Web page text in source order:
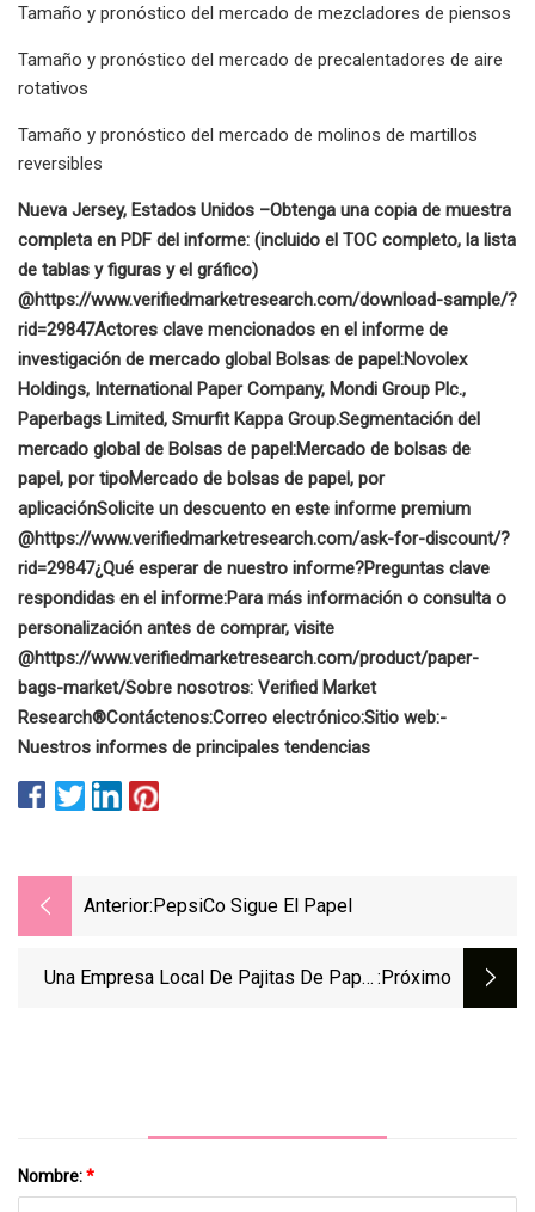
Tamaño y pronóstico del mercado de mezcladores de piensos
Tamaño y pronóstico del mercado de precalentadores de aire
rotativos
Tamaño y pronóstico del mercado de molinos de martillos
reversibles
Nueva Jersey, Estados Unidos –Obtenga una copia de muestra
completa en PDF del informe: (incluido el TOC completo, la lista
de tablas y figuras y el gráfico)
@https://www.verifiedmarketresearch.com/download-sample/?
rid=29847Actores clave mencionados en el informe de
investigación de mercado global Bolsas de papel:Novolex
Holdings, International Paper Company, Mondi Group Plc.,
Paperbags Limited, Smurfit Kappa Group.Segmentación del
mercado global de Bolsas de papel:Mercado de bolsas de
papel, por tipoMercado de bolsas de papel, por
aplicaciónSolicite un descuento en este informe premium
@https://www.verifiedmarketresearch.com/ask-for-discount/?
rid=29847¿Qué esperar de nuestro informe?Preguntas clave
respondidas en el informe:Para más información o consulta o
personalización antes de comprar, visite
@https://www.verifiedmarketresearch.com/product/paper-
bags-market/Sobre nosotros: Verified Market
Research®Contáctenos:Correo electrónico:Sitio web:-
Nuestros informes de principales tendencias
Anterior: PepsiCo Sigue El Papel
Una Empresa Local De Pajitas De Papel :próximo
Nombre:*